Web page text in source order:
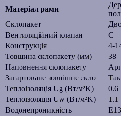
Матеріал рами
Склопакет
Вентиляційний клапан
Є
Конструкція
4-
Товщина склопакету (мм)
38
Наповнення склопакету
Загартоване зовнішнє скло
Так
Теплоізоляція Ug (Вт/м²K)
0.6
Теплоізоляція Uw (Вт/м²K)
1.1
Водонепроникність